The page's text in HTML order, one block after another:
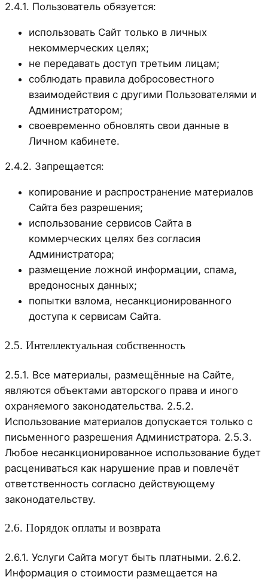
2.4.1. Пользователь обязуется:
использовать Сайт только в личных
некоммерческих целях;
не передавать доступ третьим лицам;
соблюдать правила добросовестного
взаимодействия с другими Пользователями и
Администратором;
своевременно обновлять свои данные в
Личном кабинете.
2.4.2. Запрещается:
копирование и распространение материалов
Сайта без разрешения;
использование сервисов Сайта в
коммерческих целях без согласия
Администратора;
размещение ложной информации, спама,
вредоносных данных;
попытки взлома, несанкционированного
доступа к сервисам Сайта.
2.5. Интеллектуальная собственность
2.5.1. Все материалы, размещённые на Сайте,
являются объектами авторского права и иного
охраняемого законодательства. 2.5.2.
Использование материалов допускается только с
письменного разрешения Администратора. 2.5.3.
Любое несанкционированное использование будет
расцениваться как нарушение прав и повлечёт
ответственность согласно действующему
законодательству.
2.6. Порядок оплаты и возврата
2.6.1. Услуги Сайта могут быть платными. 2.6.2.
Информация о стоимости размещается на